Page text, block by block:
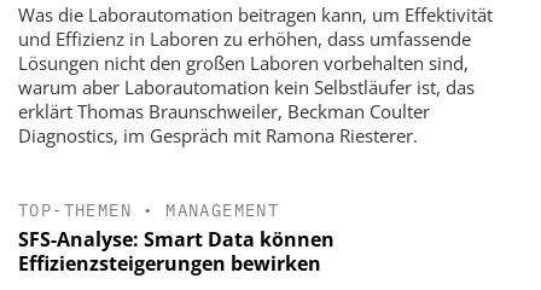
Was die Laborautomation beitragen kann, um Effektivität
und Effizienz in Laboren zu erhöhen, dass umfassende
Lösungen nicht den großen Laboren vorbehalten sind,
warum aber Laborautomation kein Selbstläufer ist, das
erklärt Thomas Braunschweiler, Beckman Coulter
Diagnostics, im Gespräch mit Ramona Riesterer.
TOP-THEMEN • MANAGEMENT
SFS-Analyse: Smart Data können
Effizienzsteigerungen bewirken